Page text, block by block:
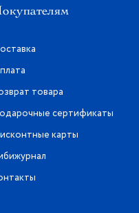
товара
сертификаты
карты